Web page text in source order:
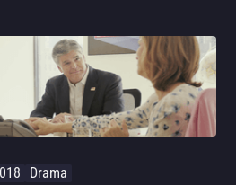
intensa de Kevin ao tentar
e reconectar-se com seu
Neal McDonough brilha
adversário que oferece a Kevin
de sua alma, intensificando
uma trama que explora as
consequências.
Drama